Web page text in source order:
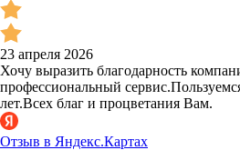
23 апреля 2026
Хочу выразить благодарность
профессиональный
лет.Всех благ и процветания Вам.
Отзыв в Яндекс.Картах